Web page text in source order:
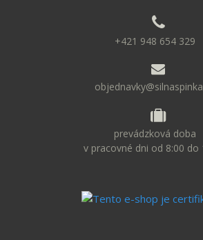
+421 948 654 329
prevádzková doba
v pracovné dni od 8:00 do